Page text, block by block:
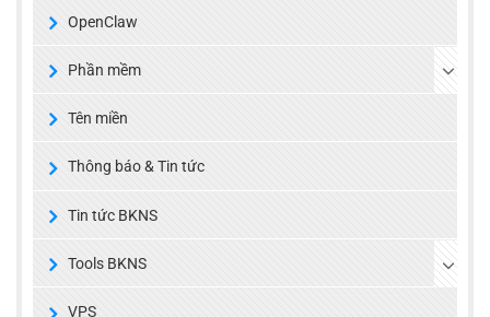
OpenClaw
Phần mềm
Tên miền
Thông báo & Tin tức
Tin tức BKNS
Tools BKNS
VPS